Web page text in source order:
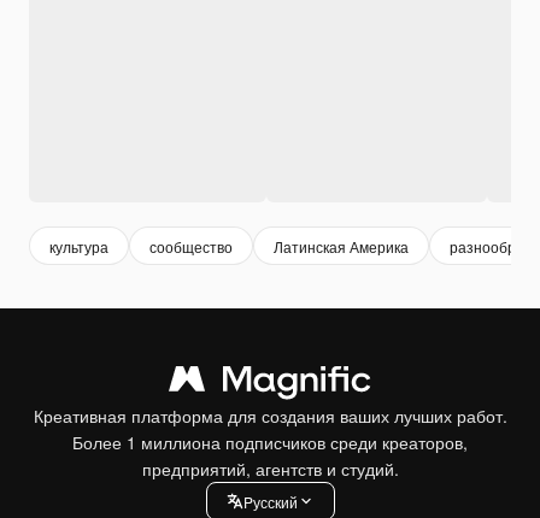
культура сообщество Латинская Америка
Креативная платформа для создания ваших лучших работ.
Более 1 миллиона подписчиков среди креаторов,
предприятий, агентств и студий.
Pусский